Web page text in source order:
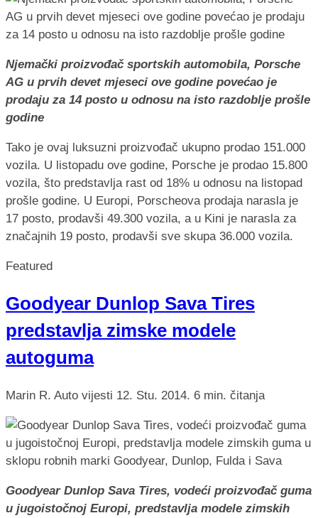
Njemački proizvođač sportskih automobila, Porsche
AG u prvih devet mjeseci ove godine povećao je
prodaju za 14 posto u odnosu na isto razdoblje prošle
godine
Tako je ovaj luksuzni proizvođač ukupno prodao 151.000
vozila. U listopadu ove godine, Porsche je prodao 15.800
vozila, što predstavlja rast od 18% u odnosu na listopad
prošle godine. U Europi, Porscheova prodaja narasla je
17 posto, prodavši 49.300 vozila, a u Kini je narasla za
značajnih 19 posto, prodavši sve skupa 36.000 vozila.
Featured
Goodyear Dunlop Sava Tires
predstavlja zimske modele
autoguma
Marin R. Auto vijesti 12. Stu. 2014. 6 min. čitanja
Goodyear Dunlop Sava Tires, vodeći proizvođač guma
u jugoistočnoj Europi, predstavlja modele zimskih